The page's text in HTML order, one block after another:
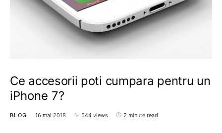
Ce accesorii poti cumpara pentru un
iPhone 7?
BLOG 16 mai 2018 544 views 2 minute read